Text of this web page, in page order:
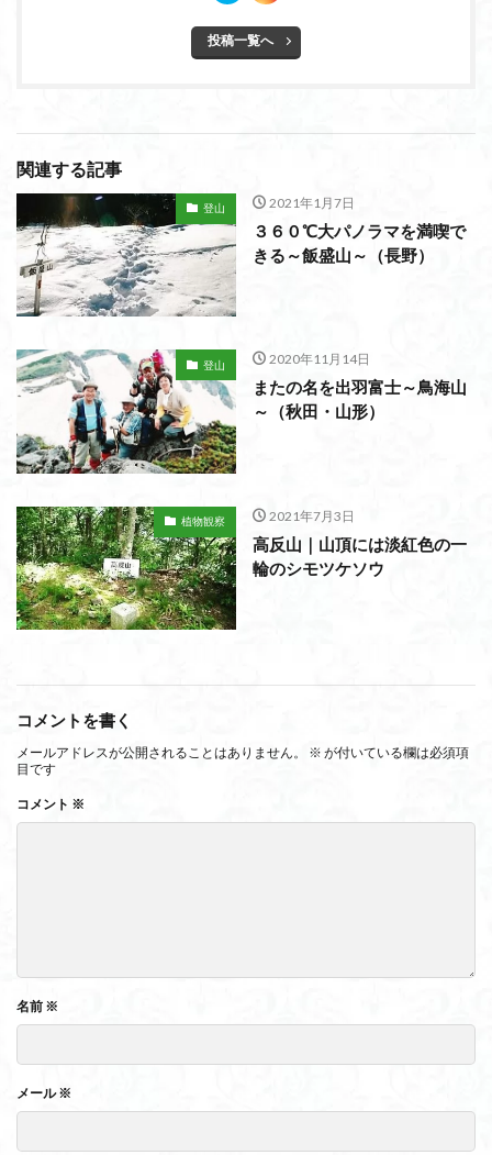
投稿一覧へ
関連する記事
登山 2021年1月7日
３６０℃大パノラマを満喫で
きる～飯盛山～（長野）
登山 2020年11月14日
またの名を出羽富士～鳥海山
～（秋田・山形）
植物観察 2021年7月3日
高反山｜山頂には淡紅色の一
輪のシモツケソウ
コメントを書く
メールアドレスが公開されることはありません。 ※ が付いている欄は必須項
目です
コメント ※
名前 ※
メール※